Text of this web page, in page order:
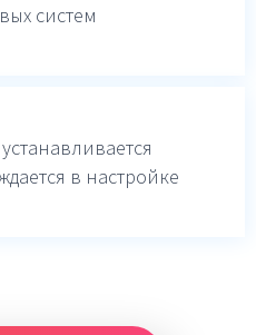
систем
в настройке